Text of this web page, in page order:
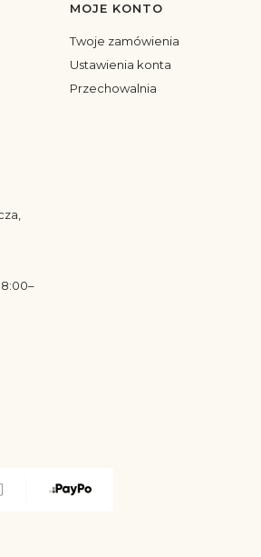
MOJE KONTO
Twoje zamówienia
Ustawienia konta
Przechowalnia